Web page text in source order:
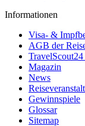
Informationen
Visa- &
AGB der
Magazin
News
Gewinnspiele
Glossar
Sitemap